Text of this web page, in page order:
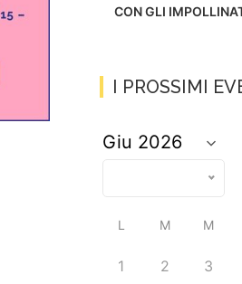
CON GLI
I PROSSIMI
L M M
1 2 3